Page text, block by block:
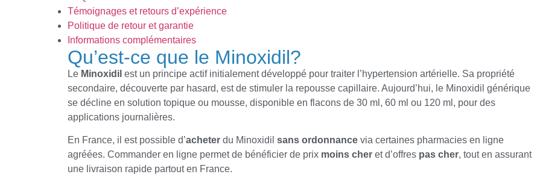
Témoignages et retours d’expérience
Politique de retour et garantie
Informations complémentaires
Qu’est-ce que le Minoxidil?
Le Minoxidil est un principe actif initialement développé pour traiter l’hypertension artérielle. Sa propriété
secondaire, découverte par hasard, est de stimuler la repousse capillaire. Aujourd’hui, le Minoxidil générique
se décline en solution topique ou mousse, disponible en flacons de 30 ml, 60 ml ou 120 ml, pour des
applications journalières.
En France, il est possible d’acheter du Minoxidil sans ordonnance via certaines pharmacies en ligne
agréées. Commander en ligne permet de bénéficier de prix moins cher et d’offres pas cher, tout en assurant
une livraison rapide partout en France.